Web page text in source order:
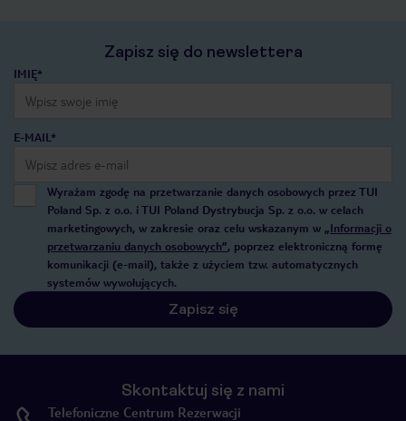
Zapisz się do newslettera
IMIĘ*
E-MAIL*
Wyrażam zgodę na przetwarzanie danych osobowych przez TUI
Poland Sp. z o.o. i TUI Poland Dystrybucja Sp. z o.o. w celach
marketingowych, w zakresie oraz celu wskazanym w „Informacji o
przetwarzaniu danych osobowych”, poprzez elektroniczną formę
komunikacji (e-mail), także z użyciem tzw. automatycznych
systemów wywołujących.
Zapisz się
Skontaktuj się z nami
Telefoniczne Centrum Rezerwacji